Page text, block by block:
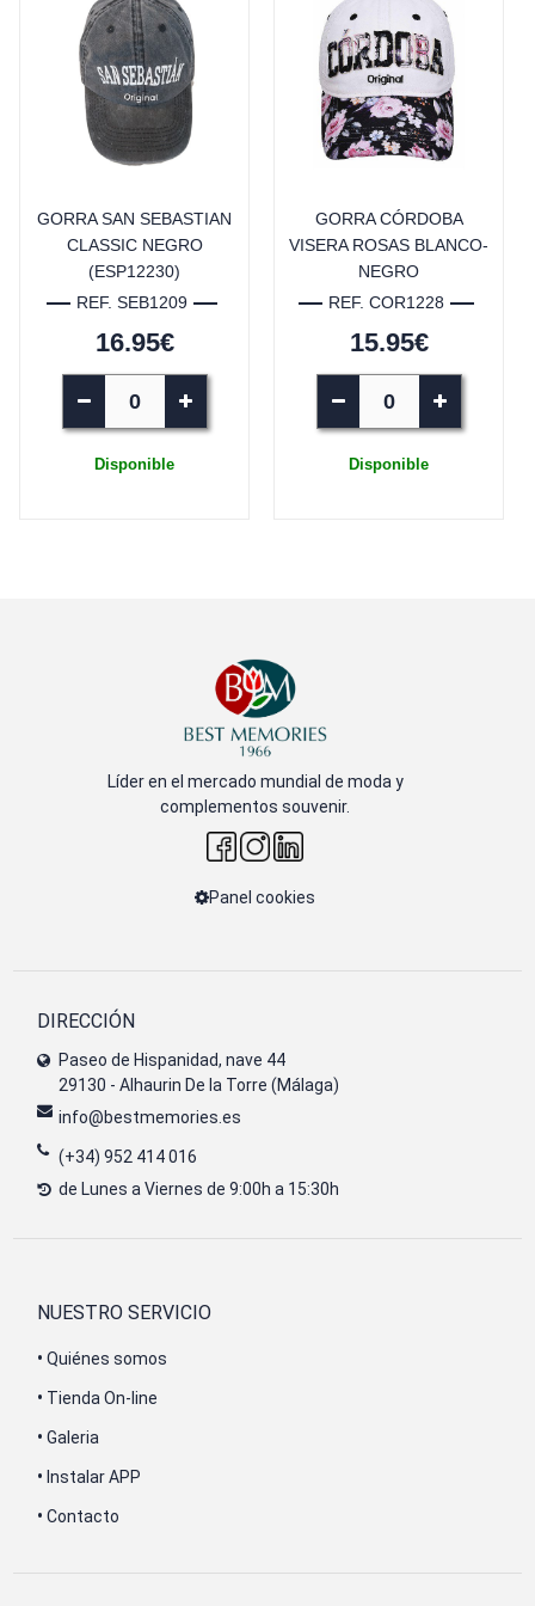
GORRA SAN SEBASTIAN
CLASSIC NEGRO
(ESP12230)
REF. SEB1209
16.95€
Disponible
GORRA CÓRDOBA
VISERA ROSAS BLANCO-
NEGRO
REF. COR1228
15.95€
Disponible
Líder en el mercado mundial de moda y
complementos souvenir.
Panel cookies
DIRECCIÓN
Paseo de Hispanidad, nave 44
29130 - Alhaurin De la Torre (Málaga)
info@bestmemories.es
(+34) 952 414 016
de Lunes a Viernes de 9:00h a 15:30h
NUESTRO SERVICIO
• Quiénes somos
• Tienda On-line
• Galeria
• Instalar APP
• Contacto